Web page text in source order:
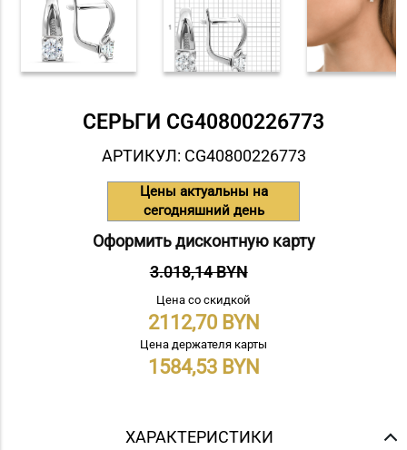
СЕРЬГИ СG40800226773
АРТИКУЛ: СG40800226773
Цены актуальны на
сегодняшний день
Оформить дисконтную карту
3.018,14 BYN
Цена со скидкой
2112,70
Цена держателя карты
1584,53
ХАРАКТЕРИСТИКИ